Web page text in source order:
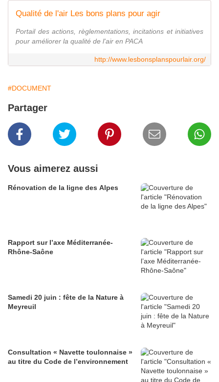
Qualité de l'air Les bons plans pour agir
Portail des actions, règlementations, incitations et initiatives
pour améliorer la qualité de l'air en PACA
http://www.lesbonsplanspourlair.org/
#DOCUMENT
Partager
Vous aimerez aussi
Rénovation de la ligne des Alpes
Rapport sur l’axe Méditerranée-
Rhône-Saône
Samedi 20 juin : fête de la Nature à
Meyreuil
Consultation « Navette toulonnaise »
au titre du Code de l’environnement